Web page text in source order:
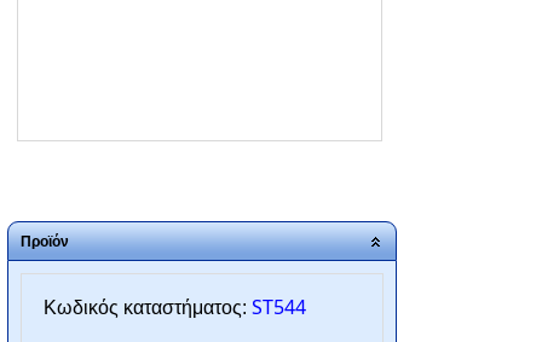
Προϊόν
Κωδικός καταστήματος: ST544